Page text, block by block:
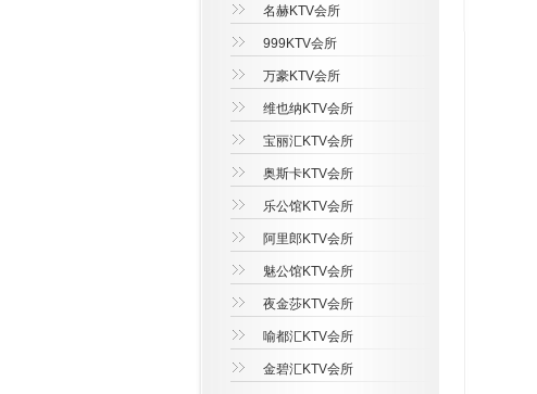
名赫KTV会所
999KTV会所
万豪KTV会所
维也纳KTV会所
宝丽汇KTV会所
奥斯卡KTV会所
乐公馆KTV会所
阿里郎KTV会所
魅公馆KTV会所
夜金莎KTV会所
喻都汇KTV会所
金碧汇KTV会所